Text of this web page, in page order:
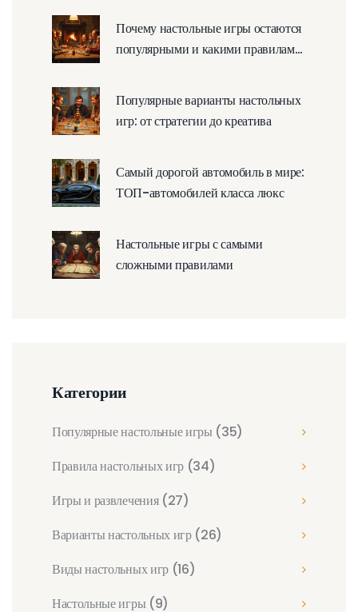
Почему настольные игры остаются
популярными и какими правилами
Популярные варианты настольных
игр: от стратегии до креатива
Самый дорогой автомобиль в мире:
ТОП-автомобилей класса люкс
Настольные игры с самыми
сложными правилами
Категории
Популярные настольные игры (35)
Правила настольных игр (34)
Игры и развлечения (27)
Варианты настольных игр (26)
Виды настольных игр (16)
Настольные игры (9)